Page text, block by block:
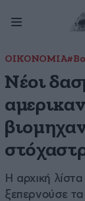
ΟΙΚΟΝΟΜΙΑ
Νέοι
H αρχική
ξεπερνούσε